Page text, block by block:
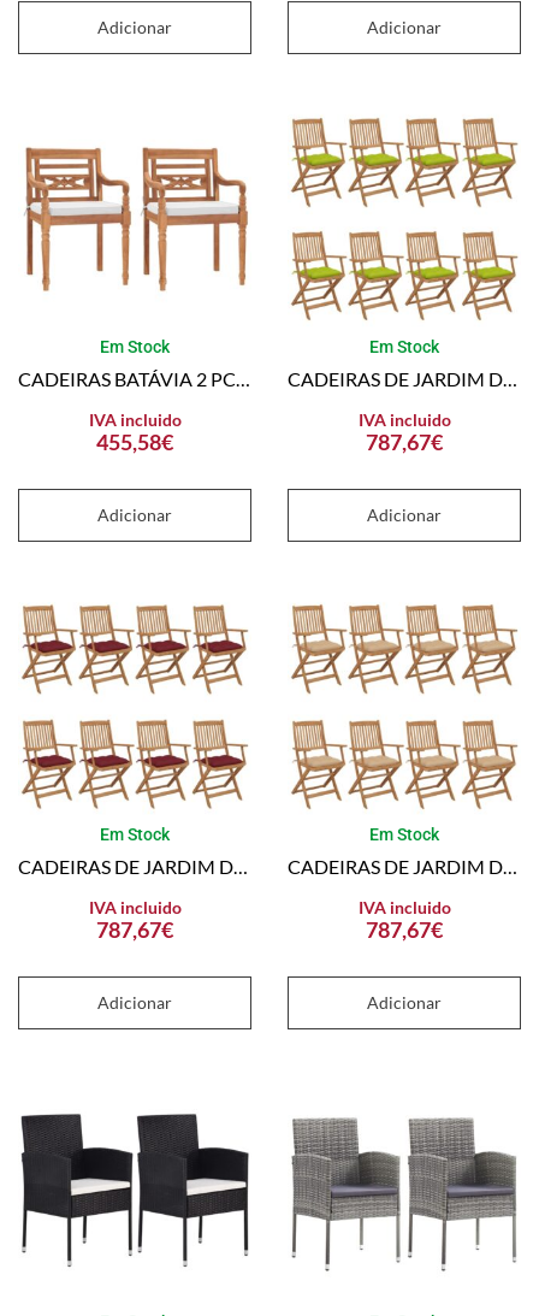
Adicionar Adicionar
Em Stock
455,58€
IVA incluido
Adicionar
Em Stock
787,67€
IVA incluido
Adicionar
Em Stock
787,67€
IVA incluido
Adicionar
Em Stock
787,67€
IVA incluido
Adicionar